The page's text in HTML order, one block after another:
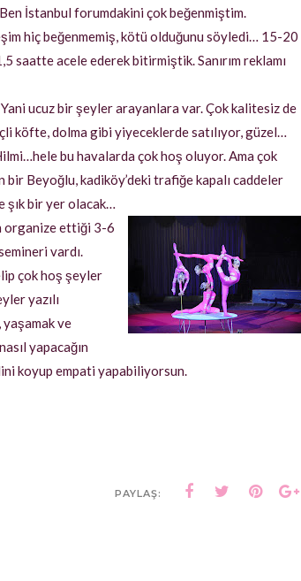
İstanbul forumdakini çok beğenmiştim.
hiç beğenmemiş, kötü olduğunu söyledi… 15-20
saatte acele ederek bitirmiştik. Sanırım reklamı
ucuz bir şeyler arayanlara var. Çok kalitesiz de
köfte, dolma gibi yiyeceklerde satılıyor, güzel…
bu havalarda çok hoş oluyor. Ama çok
Beyoğlu, kadiköy’deki trafiğe kapalı caddeler
şık bir yer olacak…
organize ettiği 3-6
vardı.
çok hoş şeyler
yazılı
ve
yapacağın
koyup empati yapabiliyorsun.
PAYLAŞ: